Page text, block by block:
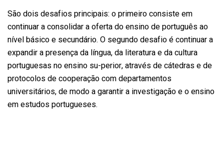
São dois desafios principais: o primeiro consiste em
continuar a consolidar a oferta do ensino de português ao
nível básico e secundário. O segundo desafio é continuar a
expandir a presença da língua, da literatura e da cultura
portuguesas no ensino su-perior, através de cátedras e de
protocolos de cooperação com departamentos
universitários, de modo a garantir a investigação e o ensino
em estudos portugueses.